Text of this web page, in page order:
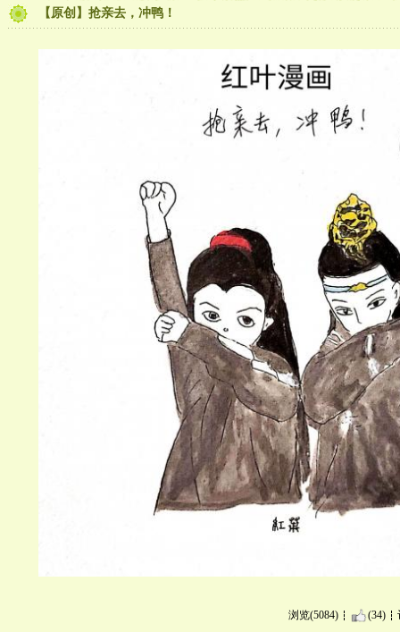
【原创】抢亲去，冲鸭！
浏览(5084) (34)